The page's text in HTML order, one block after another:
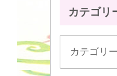
カテゴリ